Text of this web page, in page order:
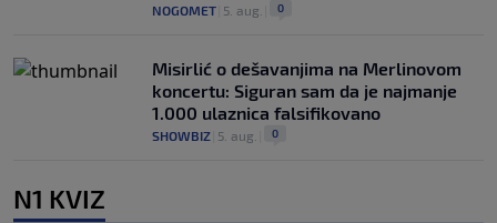
NOGOMET 5. aug. 0
Misirlić o dešavanjima na Merlinovom
koncertu: Siguran sam da je najmanje
1.000 ulaznica falsifikovano
SHOWBIZ 5. aug. 0
N1 KVIZ